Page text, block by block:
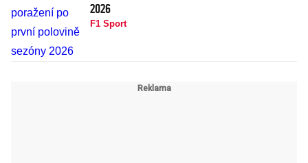
2026
F1 Sport